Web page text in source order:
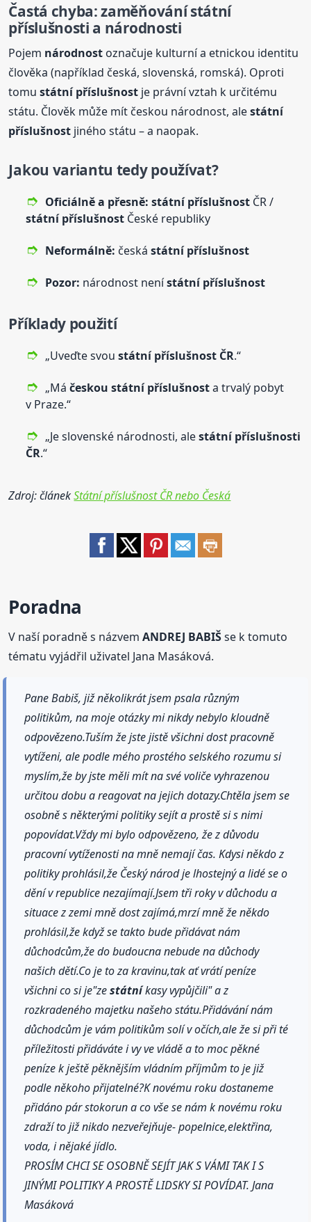
Častá chyba: zaměňovánístátní
příslušnosti a národnosti
Pojem národnost označuje kulturní a etnickou identitu
člověka (například česká, slovenská, romská). Oproti
tomustátní příslušnost je právní vztah k určitému
státu. Člověk může mít českou národnost, alestátní
příslušnost jiného státu – a naopak.
Jakou variantu tedy používat?
Oficiálně a přesně: státní příslušnost ČR /
státní příslušnost České republiky
Neformálně: českástátní příslušnost
Pozor: národnost nenístátní příslušnost
Příklady použití
„Uveďte svoustátní příslušnost ČR.“
„Máčeskoustátní příslušnosta trvalý pobyt
v Praze.“
„Je slovenské národnosti, alestátní příslušnosti
ČR.“
Zdroj: článekStátní příslušnost ČR nebo Česká
Poradna
V naší poradně s názvemANDREJ BABIŠse k tomuto
tématu vyjádřil uživatel Jana Masáková.
Pane Babiš, již několikrát jsem psala různým
politikům, na moje otázky mi nikdy nebylo kloudně
odpovězeno.Tuším že jste jistě všichni dost pracovně
vytíženi, ale podle mého prostého selského rozumu si
myslím,že by jste měli mít na své voliče vyhrazenou
určitou dobu a reagovat na jejich dotazy.Chtěla jsem se
osobně s některými politiky sejít a prostě si s nimi
popovídat.Vždy mi bylo odpovězeno, že z důvodu
pracovní vytíženosti na mně nemají čas. Kdysi někdo z
politiky prohlásil,že Český národ je lhostejný a lidé se o
dění v republice nezajímají.Jsem tři roky v důchodu a
situace z zemi mně dost zajímá,mrzí mně že někdo
prohlásil,že když se takto bude přidávat nám
důchodcům,že do budoucna nebude na důchody
našich dětí.Co je to za kravinu,tak ať vrátí peníze
všichni co si je"zestátníkasy vypůjčili" a z
rozkradeného majetku našeho státu.Přidávání nám
důchodcům je vám politikům solí v očích,ale že si při té
příležitosti přidáváte i vy ve vládě a to moc pěkné
peníze k ještě pěknějším vládním příjmům to je již
podle někoho přijatelné?K novému roku dostaneme
přidáno pár stokorun a co vše se nám k novému roku
zdraží to již nikdo nezveřejňuje- popelnice,elektřina,
voda, i nějaké jídlo.
PROSÍM CHCI SE OSOBNĚ SEJÍT JAK S VÁMI TAK I S
JINÝMI POLITIKY A PROSTĚ LIDSKY SI POVÍDAT. Jana
Masáková